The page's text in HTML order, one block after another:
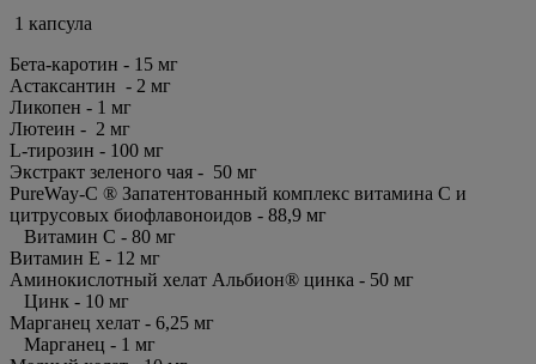
1 капсула
Бета-каротин - 15 мг
Астаксантин - 2 мг
Ликопен - 1 мг
Лютеин - 2 мг
L-тирозин - 100 мг
Экстракт зеленого чая - 50 мг
PureWay-C ® Запатентованный комплекс витамина С и
цитрусовых биофлавоноидов - 88,9 мг
Витамин С - 80 мг
Витамин Е - 12 мг
Аминокислотный хелат Альбион® цинка - 50 мг
Цинк - 10 мг
Марганец хелат - 6,25 мг
Марганец - 1 мг